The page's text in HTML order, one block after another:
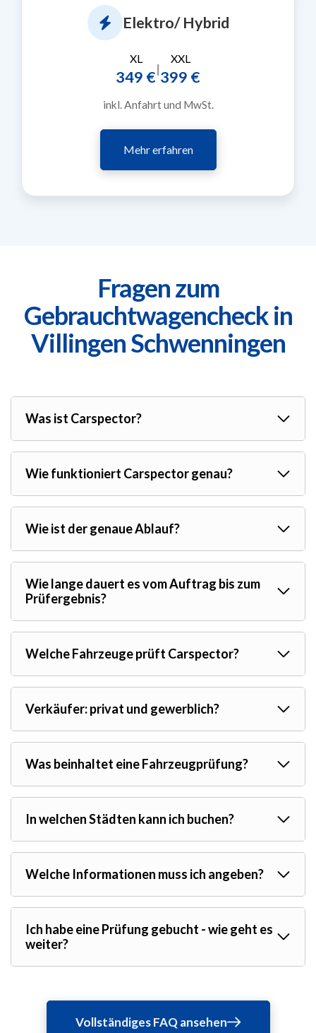
Elektro/ Hybrid
XL
349 €|
XXL
399 €
inkl. Anfahrt und MwSt.
Mehr erfahren
Fragen zum
Gebrauchtwagencheck in
Villingen Schwenningen
Was ist Carspector?
Wie funktioniert Carspector genau?
Wie ist der genaue Ablauf?
Wie lange dauert es vom Auftrag bis zum
Prüfergebnis?
Welche Fahrzeuge prüft Carspector?
Verkäufer: privat und gewerblich?
Was beinhaltet eine Fahrzeugprüfung?
In welchen Städten kann ich buchen?
Welche Informationen muss ich angeben?
Ich habe eine Prüfung gebucht - wie geht es
weiter?
Vollständiges FAQ ansehen